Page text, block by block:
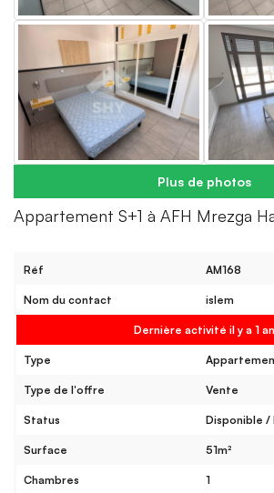
Plus de photos
Appartement S+1 à AFH Mrezga
Réf AM168
Nom du contact islem
Dernière activité il y a 1 an
Type
Type de l'offre Vente
Status Disponible /
Surface 51m²
Chambres 1